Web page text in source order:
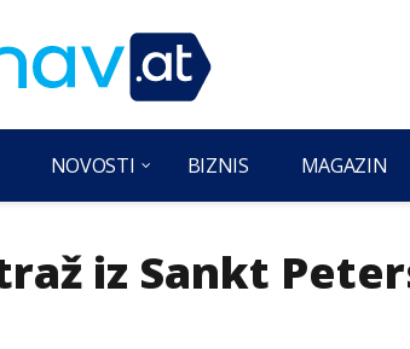
NOVOSTI BIZNIS MAGAZIN
iz Sankt